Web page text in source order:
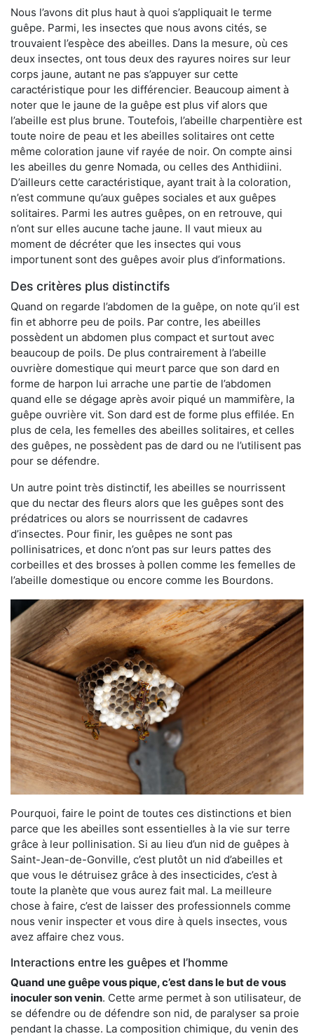
Nous l’avons dit plus haut à quoi s’appliquait le terme
guêpe. Parmi, les insectes que nous avons cités, se
trouvaient l’espèce des abeilles. Dans la mesure, où ces
deux insectes, ont tous deux des rayures noires sur leur
corps jaune, autant ne pas s’appuyer sur cette
caractéristique pour les différencier. Beaucoup aiment à
noter que le jaune de la guêpe est plus vif alors que
l’abeille est plus brune. Toutefois, l’abeille charpentière est
toute noire de peau et les abeilles solitaires ont cette
même coloration jaune vif rayée de noir. On compte ainsi
les abeilles du genre Nomada, ou celles des Anthidiini.
D’ailleurs cette caractéristique, ayant trait à la coloration,
n’est commune qu’aux guêpes sociales et aux guêpes
solitaires. Parmi les autres guêpes, on en retrouve, qui
n’ont sur elles aucune tache jaune. Il vaut mieux au
moment de décréter que les insectes qui vous
importunent sont des guêpes avoir plus d’informations.
Des critères plus distinctifs
Quand on regarde l’abdomen de la guêpe, on note qu’il est
fin et abhorre peu de poils. Par contre, les abeilles
possèdent un abdomen plus compact et surtout avec
beaucoup de poils. De plus contrairement à l’abeille
ouvrière domestique qui meurt parce que son dard en
forme de harpon lui arrache une partie de l’abdomen
quand elle se dégage après avoir piqué un mammifère, la
guêpe ouvrière vit. Son dard est de forme plus effilée. En
plus de cela, les femelles des abeilles solitaires, et celles
des guêpes, ne possèdent pas de dard ou ne l’utilisent pas
pour se défendre.
Un autre point très distinctif, les abeilles se nourrissent
que du nectar des fleurs alors que les guêpes sont des
prédatrices ou alors se nourrissent de cadavres
d’insectes. Pour finir, les guêpes ne sont pas
pollinisatrices, et donc n’ont pas sur leurs pattes des
corbeilles et des brosses à pollen comme les femelles de
l’abeille domestique ou encore comme les Bourdons.
Pourquoi, faire le point de toutes ces distinctions et bien
parce que les abeilles sont essentielles à la vie sur terre
grâce à leur pollinisation. Si au lieu d’un nid de guêpes à
Saint-Jean-de-Gonville, c’est plutôt un nid d’abeilles et
que vous le détruisez grâce à des insecticides, c’est à
toute la planète que vous aurez fait mal. La meilleure
chose à faire, c’est de laisser des professionnels comme
nous venir inspecter et vous dire à quels insectes, vous
avez affaire chez vous.
Interactions entre les guêpes et l’homme
Quand une guêpe vous pique, c’est dans le but de vous
inoculer son venin. Cette arme permet à son utilisateur, de
se défendre ou de défendre son nid, de paralyser sa proie
pendant la chasse. La composition chimique, du venin des